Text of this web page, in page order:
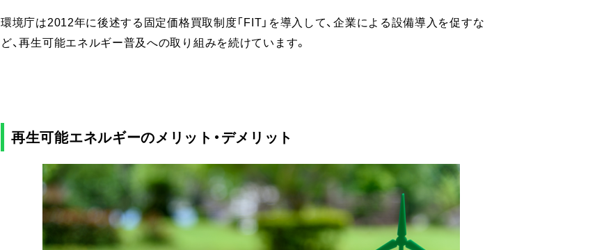
環境庁は2012年に後述する固定価格買取制度「FIT」を導入して、企業による設備導入を促すな
ど、再生可能エネルギー普及への取り組みを続けています。
再生可能エネルギーのメリット・デメリット